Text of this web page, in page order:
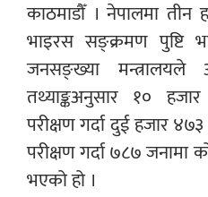
काठमाडौँ । नेपालमा तीन
भाइरस सङ्क्रमण पुष्टि
जनसङ्ख्या
तथ्याङ्कअनुसार १०
परीक्षण गर्दा दुई हजार
परीक्षण गर्दा ७८७ जनामा
भएको हो ।